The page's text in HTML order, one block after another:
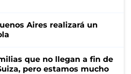
Aires realizará un
que no llegan a fin de
pero estamos mucho